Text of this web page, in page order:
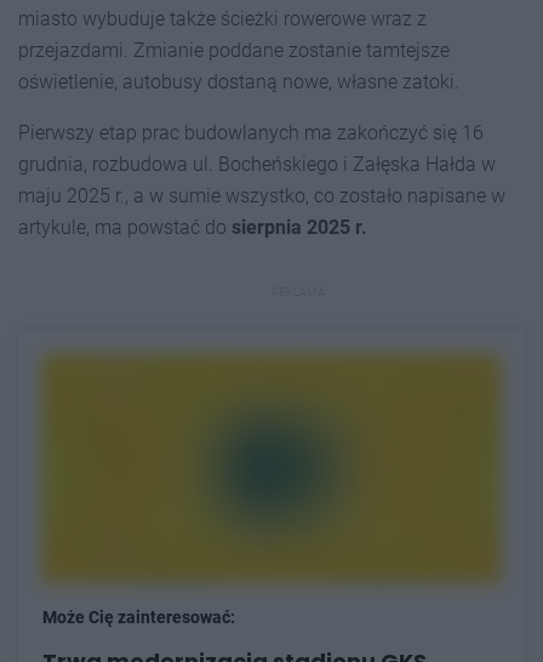
miasto wybuduje także ścieżki rowerowe wraz z
przejazdami. Zmianie poddane zostanie tamtejsze
oświetlenie, autobusy dostaną nowe, własne zatoki.
Pierwszy etap prac budowlanych ma zakończyć się 16
grudnia, rozbudowa ul. Bocheńskiego i Załęska Hałda w
maju 2025 r., a w sumie wszystko, co zostało napisane w
artykule, ma powstać do sierpnia 2025 r.
Może Cię zainteresować: